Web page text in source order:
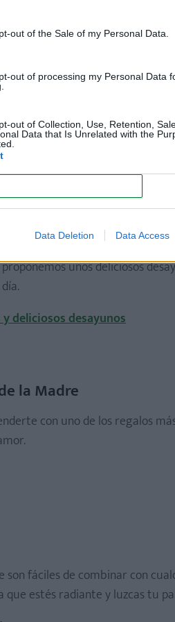
out of the Sale of my Personal Data.
out of processing my Personal Data
out of Collection, Use, Retention,
Data that Is Unrelated with the
Data Deletion Data Access
de nuestro bazar y ¡date un
mamá
unos deliciosos
deliciosos desayunos
la Madre
con uno de los regalos
son fáciles de combinar con
que estés radiante y luzcas tu